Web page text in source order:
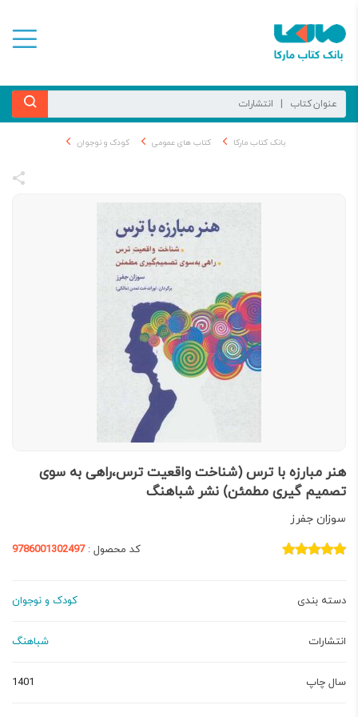
بانک کتاب مارکا کتاب های عمومی کودک و نوجوان
هنر مبارزه با ترس (شناخت واقعیت ترس،راهی به سوی
تصمیم گیری مطمئن) نشر شباهنگ
سوزان جفرز
کد محصول :9786001302497
دسته بندی کودک و نوجوان
انتشارات شباهنگ
سال چاپ 1401